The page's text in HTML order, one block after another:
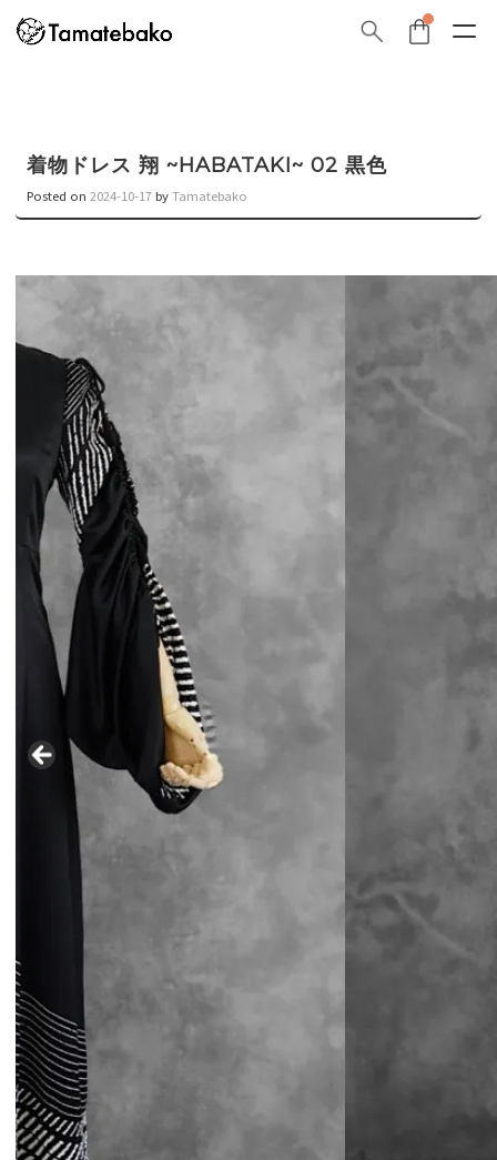
着物ドレス 翔 ~HABATAKI~ 02 黒色
Posted on 2024-10-17 byTamatebako